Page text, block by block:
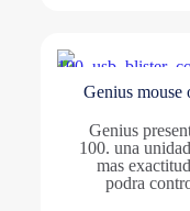
Genius
Genius
100. una
mas
podra